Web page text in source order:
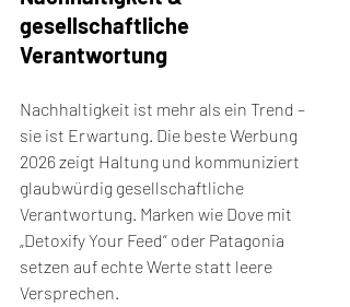
gesellschaftliche
Verantwortung
Nachhaltigkeit ist mehr als ein Trend –
sie ist Erwartung. Die beste Werbung
2026 zeigt Haltung und kommuniziert
glaubwürdig gesellschaftliche
Verantwortung. Marken wie Dove mit
„Detoxify Your Feed“ oder Patagonia
setzen auf echte Werte statt leere
Versprechen.